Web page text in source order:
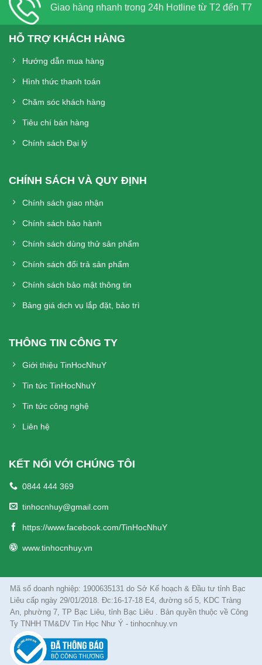
Giao hàng nhanh trong 24h Hotline từ T2 đến T7
HỖ TRỢ KHÁCH HÀNG
Hướng dẫn mua hàng
Hình thức thanh toán
Chăm sóc khách hàng
Tiêu chí bán hàng
Chính sách Đại lý
CHÍNH SÁCH VÀ QUY ĐỊNH
Chính sách giao nhận
Chính sách bảo hành
Chính sách dùng thử sản phẩm
Chính sách đổi trả sản phẩm
Chính sách bảo mật thông tin
Bảng giá dịch vụ lắp đặt, bảo trì
THÔNG TIN CÔNG TY
Giới thiệu TinHocNhuY
Tin tức TinHocNhuY
Tin tức công nghệ
Liên hệ
KẾT NỐI VỚI CHÚNG TÔI
0844 444 369
tinhocnhuy@gmail.com
https://www.facebook.com/TinHocNhuY
www.tinhocnhuy.vn
Mã số doanh nghiệp: 1900635131 do Sở Kế hoạch & Đầu tư tỉnh Bạc
Liêu cấp ngày 29/01/2018. Đc:16-17-18 E4, đường số 5, KDC Tràng
An, phường 7, TP Bạc Liêu, tỉnh Bạc Liêu . Bản quyền thuộc về Công
Ty TNHH TM&DV Tin Học Như Ý - tinhocnhuy.vn